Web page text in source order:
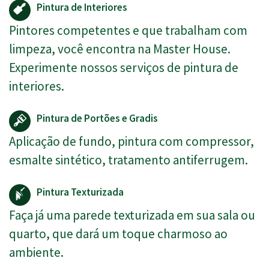
Pintura de Interiores
Pintores competentes e que trabalham com
limpeza, você encontra na Master House.
Experimente nossos serviços de pintura de
interiores.
Pintura de Portões e Gradis
Aplicação de fundo, pintura com compressor,
esmalte sintético, tratamento antiferrugem.
Pintura Texturizada
Faça já uma parede texturizada em sua sala ou
quarto, que dará um toque charmoso ao
ambiente.